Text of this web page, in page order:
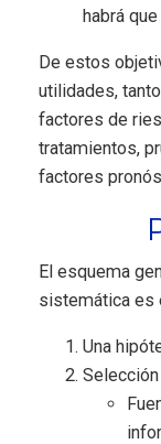
habrá
De estos
utilidades,
factores de
tratamientos,
factores
El esquema
sistemática es
Una